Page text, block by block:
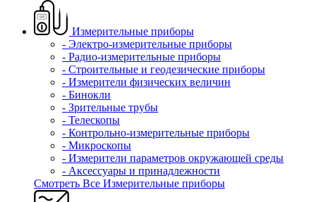
Измерительные приборы
- Электро-измерительные приборы
- Радио-измерительные приборы
- Строительные и геодезические приборы
- Измерители физических величин
- Бинокли
- Зрительные трубы
- Телескопы
- Контрольно-измерительные приборы
- Микроскопы
- Измерители параметров окружающей среды
- Аксессуары и принадлежности
Смотреть Все Измерительные приборы